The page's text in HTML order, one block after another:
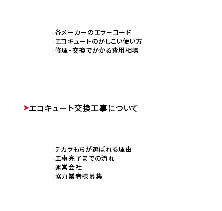
各メーカーのエラーコード
エコキュートのかしこい使い方
修理・交換でかかる費用相場
エコキュート交換工事について
チカラもちが選ばれる理由
工事完了までの流れ
運営会社
協力業者様募集